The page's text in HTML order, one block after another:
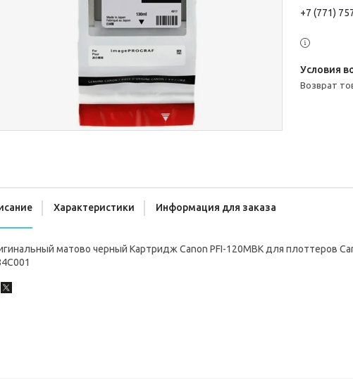
+7 (771)
возврат
Характеристики Информация для заказа
матово черный Картридж Canon PFI-120MBK для плоттеров